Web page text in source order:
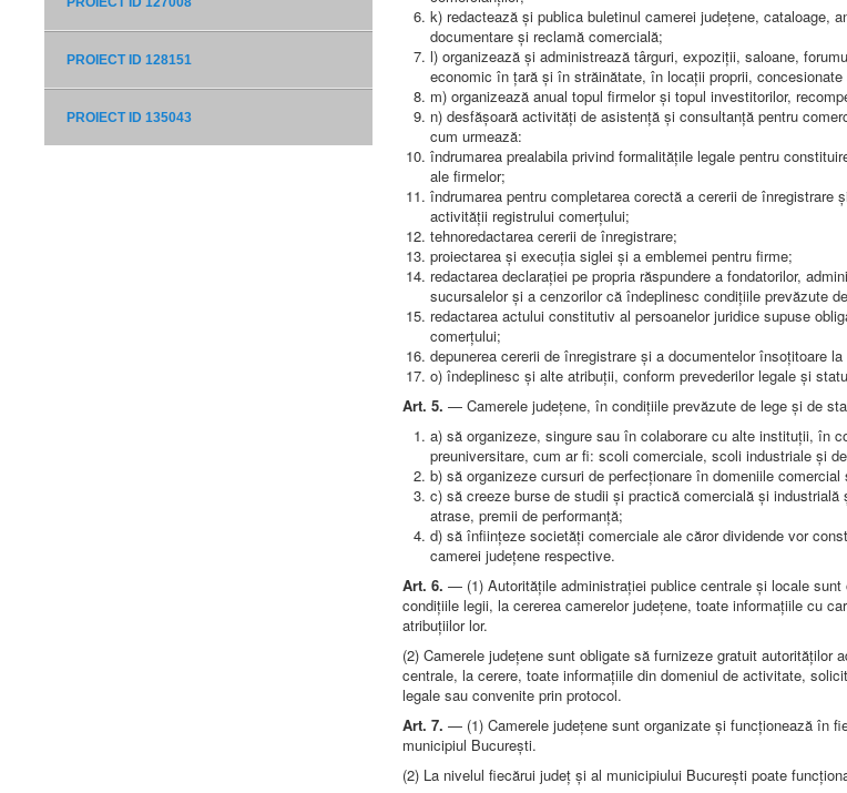
PROIECT ID 128151
PROIECT ID 135043
k) redactează și publica buletinul camerei județene, cataloage,
documentare și reclamă comercială;
l) organizează și administrează târguri, expoziții, saloane,
economic în țară și în străinătate, în locații proprii,
m) organizează anual topul firmelor și topul investitorilor,
n) desfășoară activități de asistență și consultanță pentru
cum urmează:
îndrumarea prealabila privind formalitățile legale pentru
ale firmelor;
îndrumarea pentru completarea corectă a cererii de înregistrare
activității registrului comerțului;
tehnoredactarea cererii de înregistrare;
proiectarea și execuția siglei și a emblemei pentru firme;
redactarea declarației pe propria răspundere a fondatorilor,
sucursalelor și a cenzorilor că îndeplinesc condițiile prevăzute
redactarea actului constitutiv al persoanelor juridice supuse
comerțului;
depunerea cererii de înregistrare și a documentelor însoțitoare
o) îndeplinesc și alte atribuții, conform prevederilor legale și
Art. 5. — Camerele județene, în condițiile prevăzute de lege și de
a) să organizeze, singure sau în colaborare cu alte instituții, în
preuniversitare, cum ar fi: scoli comerciale, scoli industriale și
b) să organizeze cursuri de perfecționare în domeniile comercial
c) să creeze burse de studii și practică comercială și industrială
atrase, premii de performanță;
d) să înființeze societăți comerciale ale căror dividende vor
camerei județene respective.
Art. 6. — (1) Autoritățile administrației publice centrale și locale sunt
condițiile legii, la cererea camerelor județene, toate informațiile cu
atribuțiilor lor.
(2) Camerele județene sunt obligate să furnizeze gratuit autorităților
centrale, la cerere, toate informațiile din domeniul de activitate,
legale sau convenite prin protocol.
Art. 7. — (1) Camerele județene sunt organizate și funcționează în
municipiul București.
(2) La nivelul fiecărui județ și al municipiului București poate